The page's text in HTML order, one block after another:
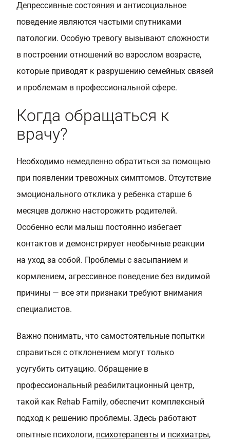
Депрессивные состояния и антисоциальное
поведение являются частыми спутниками
патологии. Особую тревогу вызывают сложности
в построении отношений во взрослом возрасте,
которые приводят к разрушению семейных связей
и проблемам в профессиональной сфере.
Когда обращаться к
врачу?
Необходимо немедленно обратиться за помощью
при появлении тревожных симптомов. Отсутствие
эмоционального отклика у ребенка старше 6
месяцев должно насторожить родителей.
Особенно если малыш постоянно избегает
контактов и демонстрирует необычные реакции
на уход за собой. Проблемы с засыпанием и
кормлением, агрессивное поведение без видимой
причины — все эти признаки требуют внимания
специалистов.
Важно понимать, что самостоятельные попытки
справиться с отклонением могут только
усугубить ситуацию. Обращение в
профессиональный реабилитационный центр,
такой как Rehab Family, обеспечит комплексный
подход к решению проблемы. Здесь работают
опытные психологи, психотерапевты и психиатры,